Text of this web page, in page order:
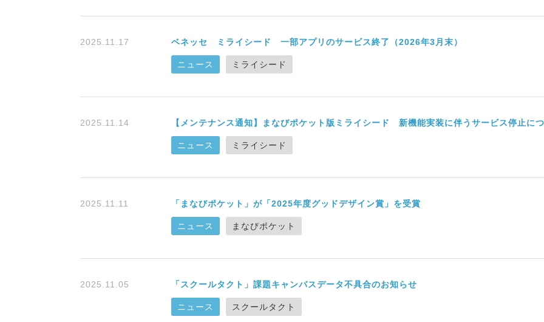
2025.11.17 ベネッセ ミライシード 一部アプリのサービス終了（2026年3月末）
ニュース ミライシード
2025.11.14 【メンテナンス通知】まなびポケット版ミライシード 新機能実装に伴うサービス停止に
ニュース ミライシード
2025.11.11 「まなびポケット」が「2025年度グッドデザイン賞」を受賞
ニュース まなびポケット
2025.11.05 「スクールタクト」課題キャンバスデータ不具合のお知らせ
ニュース スクールタクト